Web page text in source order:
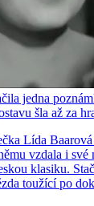
jedna
šla až za
Lída
vzdala i své
klasiku.
toužící po